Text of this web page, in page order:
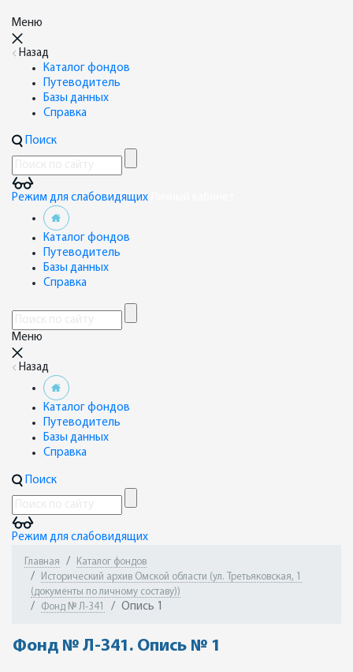
Меню
Назад
Каталог фондов
Путеводитель
Базы данных
Справка
Поиск
Режим для слабовидящих
Каталог фондов
Путеводитель
Базы данных
Справка
Меню
Назад
Каталог фондов
Путеводитель
Базы данных
Справка
Поиск
Режим для слабовидящих
Главная
Каталог фондов
Исторический архив Омской области (ул. Третьяковская, 1
(документы по личному составу))
Фонд № Л-341
Опись 1
Фонд № Л-341. Опись № 1